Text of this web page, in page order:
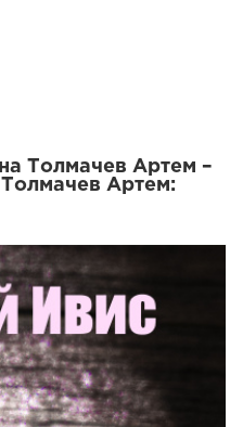
Толмачев Артем –
Толмачев Артем: